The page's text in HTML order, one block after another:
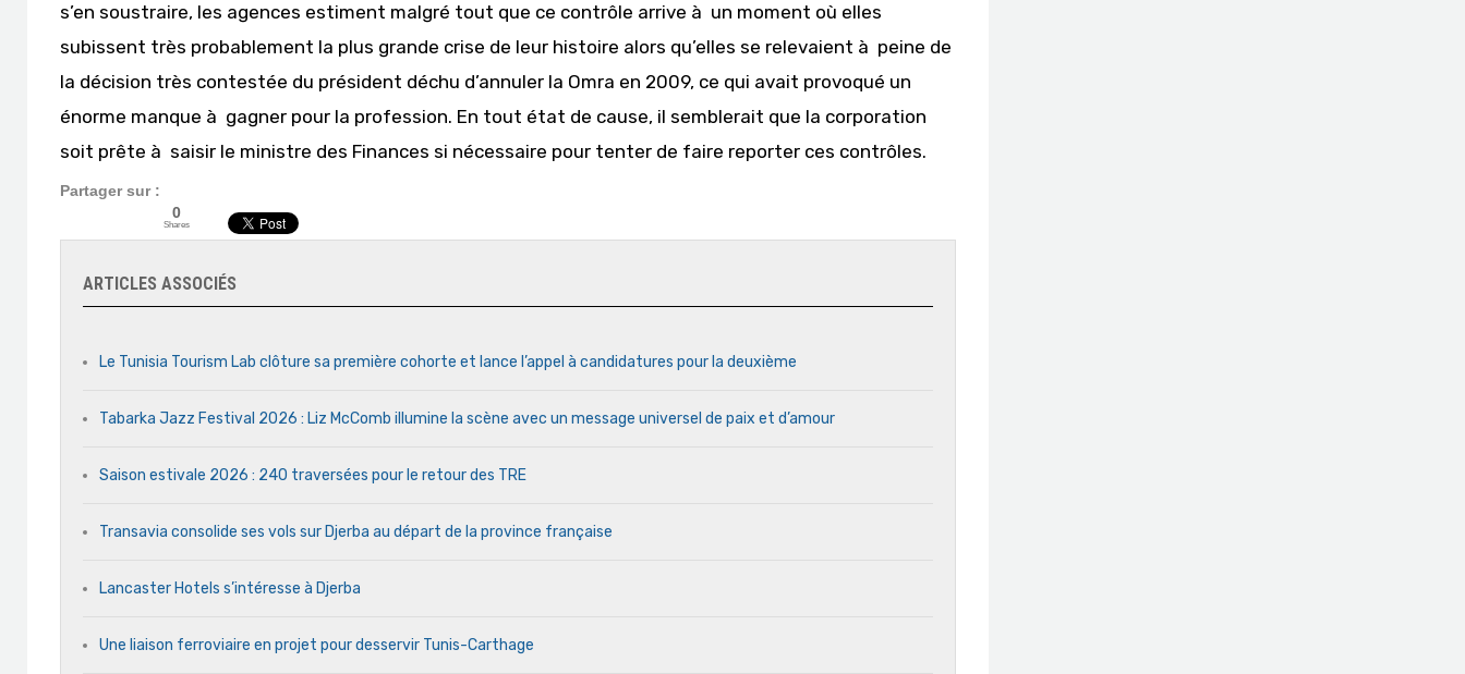
s’en soustraire, les agences estiment malgré tout que ce contrôle arrive à un moment où elles
subissent très probablement la plus grande crise de leur histoire alors qu’elles se relevaient à peine de
la décision très contestée du président déchu d’annuler la Omra en 2009, ce qui avait provoqué un
énorme manque à gagner pour la profession. En tout état de cause, il semblerait que la corporation
soit prête à saisir le ministre des Finances si nécessaire pour tenter de faire reporter ces contrôles.
Partager sur :
0
Shares
ARTICLES ASSOCIÉS
Le Tunisia Tourism Lab clôture sa première cohorte et lance l’appel à candidatures pour la deuxième
Tabarka Jazz Festival 2026 : Liz McComb illumine la scène avec un message universel de paix et d’amour
Saison estivale 2026 : 240 traversées pour le retour des TRE
Transavia consolide ses vols sur Djerba au départ de la province française
Lancaster Hotels s’intéresse à Djerba
Une liaison ferroviaire en projet pour desservir Tunis-Carthage